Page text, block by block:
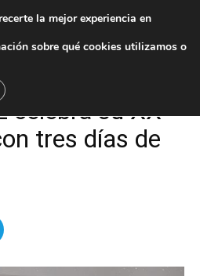
celebra su XX
tres días de
la mejor experiencia en
sobre qué cookies utilizamos o